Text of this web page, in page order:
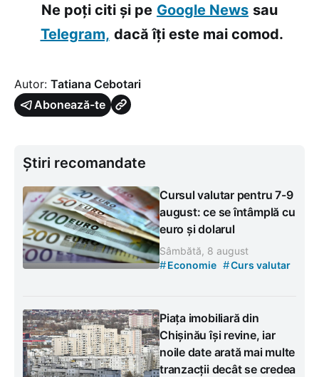
Ne poți citi și pe Google News sau
Telegram, dacă îți este mai comod.
Autor: Tatiana Cebotari
Abonează-te
Știri recomandate
Cursul valutar pentru 7-9
august: ce se întâmplă cu
euro și dolarul
Sâmbătă, 8 august
#Economie #Curs valutar
Piața imobiliară din
Chișinău își revine, iar
noile date arată mai multe
tranzacții decât se credea